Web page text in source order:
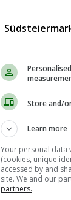
Store and/
Learn more
Your personal data
(cookies, unique
accessed by and
site. We and our
partners.